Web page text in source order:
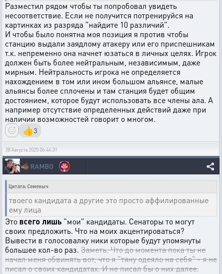
Разместил рядом чтобы ты попробовал увидеть
несоответствие. Если не получится потренируйся на
картинках из разряда "найдите 10 различий".
И чтобы было понятна моя позиция я против чтобы
станцию выдали заядлому атакеру или его приспешникам
т.к. непременно она начнет юзаться в личных целях. Игрок
должен быть более нейтральным, независимым, даже
мирным. Нейтральность игрока не определяется
нахождением в том или ином большом альянсе, малые
альянсы более сплочены и там станция будет общим
достоянием, которое будут использовать все члены ала. А
например отсутствие определенных действий даже при
наличии возможностей говорит о многом.
👍3
28 Августа 2025 06:44:31
🐗 RAMBO
Цитата: Семеныч
твоего кандидата а другие это просто аффилированные
ему лица
Это всего лишь "мои" кандидаты. Сенаторы то могут
своих предложить. Что на моих акцентироваться?
Вывести в голосовалку ники которые будут упомянуты
большее кол-во раз. Заметь. Что до момента пока ты не
начал меня обвинять вот, что я "тяну одеяло на себя" - я не
писал о своих кандидатах. И не писал бы о них далее.